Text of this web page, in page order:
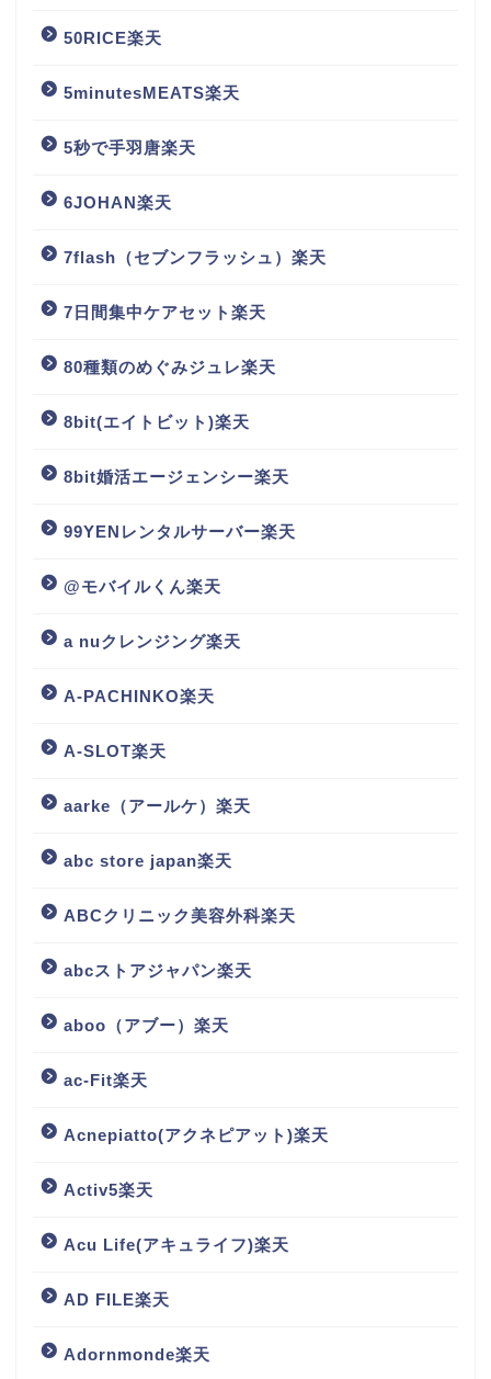
50RICE楽天
5minutesMEATS楽天
5秒で手羽唐楽天
6JOHAN楽天
7flash（セブンフラッシュ）楽天
7日間集中ケアセット楽天
80種類のめぐみジュレ楽天
8bit(エイトビット)楽天
8bit婚活エージェンシー楽天
99YENレンタルサーバー楽天
@モバイルくん楽天
a nuクレンジング楽天
A-PACHINKO楽天
A-SLOT楽天
aarke（アールケ）楽天
abc store japan楽天
ABCクリニック美容外科楽天
abcストアジャパン楽天
aboo（アブー）楽天
ac-Fit楽天
Acnepiatto(アクネピアット)楽天
Activ5楽天
Acu Life(アキュライフ)楽天
AD FILE楽天
Adornmonde楽天